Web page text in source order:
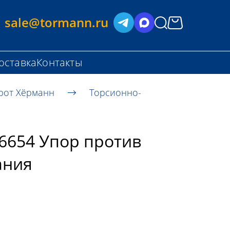
sale@tormann.ru
Контакты
Хёрманн
Торсионно-
Упор против